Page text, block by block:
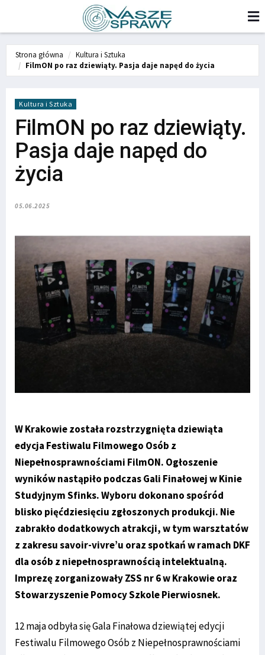
Strona główna
Kultura i Sztuka
FilmON po raz dziewiąty. Pasja daje napęd do życia
Kultura i Sztuka
FilmON po raz dziewiąty.
Pasja daje napęd do
życia
05.06.2025
W Krakowie została rozstrzygnięta dziewiąta
edycja Festiwalu Filmowego Osób z
Niepełnosprawnościami FilmON. Ogłoszenie
wyników nastąpiło podczas Gali Finałowej w Kinie
Studyjnym Sfinks. Wyboru dokonano spośród
blisko pięćdziesięciu zgłoszonych produkcji. Nie
zabrakło dodatkowych atrakcji, w tym warsztatów
z zakresu savoir-vivre’u oraz spotkań w ramach DKF
dla osób z niepełnosprawnością intelektualną.
Imprezę zorganizowały ZSS nr 6 w Krakowie oraz
Stowarzyszenie Pomocy Szkole Pierwiosnek.
12 maja odbyła się Gala Finałowa dziewiątej edycji
Festiwalu Filmowego Osób z Niepełnosprawnościami